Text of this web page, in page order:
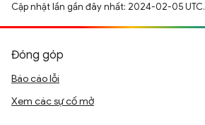
Cập nhật lần gần đây nhất: 2024-02-05 UTC.
Đóng góp
Báo cáo lỗi
Xem các sự cố mở